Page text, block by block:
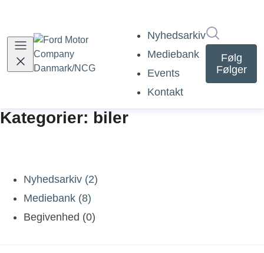
Nyhedsarkiv
Mediebank
Events
Kontakt
Følg
Følger
Kategorier: biler
Nyhedsarkiv (2)
Mediebank (8)
Begivenhed (0)